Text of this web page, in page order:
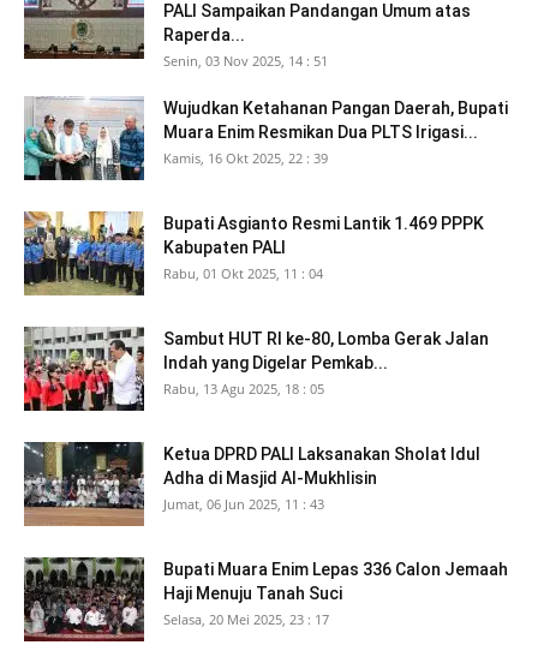
PALI Sampaikan Pandangan Umum atas
Raperda...
Senin, 03 Nov 2025, 14 : 51
Wujudkan Ketahanan Pangan Daerah, Bupati
Muara Enim Resmikan Dua PLTS Irigasi...
Kamis, 16 Okt 2025, 22 : 39
Bupati Asgianto Resmi Lantik 1.469 PPPK
Kabupaten PALI
Rabu, 01 Okt 2025, 11 : 04
Sambut HUT RI ke-80, Lomba Gerak Jalan
Indah yang Digelar Pemkab...
Rabu, 13 Agu 2025, 18 : 05
Ketua DPRD PALI Laksanakan Sholat Idul
Adha di Masjid Al-Mukhlisin
Jumat, 06 Jun 2025, 11 : 43
Bupati Muara Enim Lepas 336 Calon Jemaah
Haji Menuju Tanah Suci
Selasa, 20 Mei 2025, 23 : 17